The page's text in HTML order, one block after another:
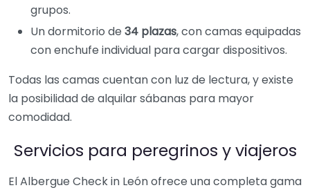
grupos.
Un dormitorio de 34 plazas, con camas equipadas
con enchufe individual para cargar dispositivos.
Todas las camas cuentan con luz de lectura, y existe
la posibilidad de alquilar sábanas para mayor
comodidad.
Servicios para peregrinos y viajeros
El Albergue Check in León ofrece una completa gama